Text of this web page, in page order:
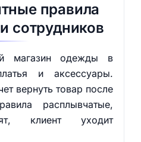
правила
сотрудников
магазин одежды в
и аксессуары.
вернуть товар после
расплывчатые,
клиент уходит